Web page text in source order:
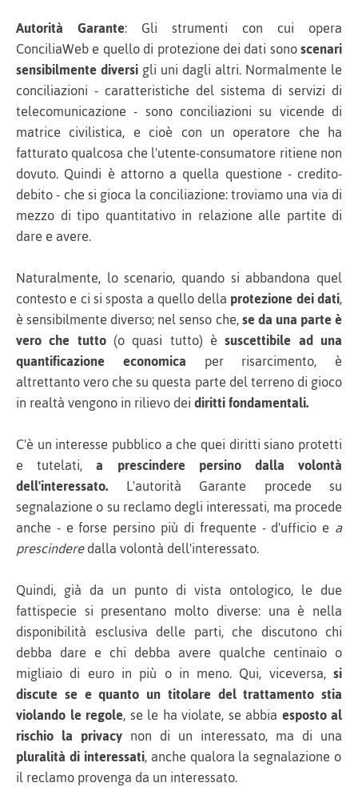
Autorità Garante: Gli strumenti con cui opera
ConciliaWeb e quello di protezione dei dati sonoscenari
sensibilmente diversigli uni dagli altri. Normalmente le
conciliazioni - caratteristiche del sistema di servizi di
telecomunicazione - sono conciliazioni su vicende di
matrice civilistica, e cioè con un operatore che ha
fatturato qualcosa che l'utente-consumatore ritiene non
dovuto. Quindi è attorno a quella questione - credito-
debito - che si gioca la conciliazione: troviamo una via di
mezzo di tipo quantitativo in relazione alle partite di
dare e avere.
Naturalmente, lo scenario, quando si abbandona quel
contesto e ci si sposta a quello dellaprotezione dei dati,
è sensibilmente diverso; nel senso che,se da una parte è
vero che tutto(o quasi tutto) è suscettibile ad una
quantificazione economica per risarcimento, è
altrettanto vero che su questa parte del terreno di gioco
in realtà vengono in rilievo deidiritti fondamentali.
C'è un interesse pubblico a che quei diritti siano protetti
e tutelati,a prescindere persino dalla volontà
dell'interessato. L'autorità Garante procede su
segnalazione o su reclamo degli interessati, ma procede
anche - e forse persino più di frequente - d'ufficio e a
prescinderedalla volontà dell'interessato.
Quindi, già da un punto di vista ontologico, le due
fattispecie si presentano molto diverse: una è nella
disponibilità esclusiva delle parti, che discutono chi
debba dare e chi debba avere qualche centinaio o
migliaio di euro in più o in meno. Qui, viceversa, si
discute se e quanto un titolare del trattamento stia
violando le regole, se le ha violate, se abbia esposto al
rischio la privacy non di un interessato, ma di una
pluralità di interessati, anche qualora la segnalazione o
il reclamo provenga da un interessato.